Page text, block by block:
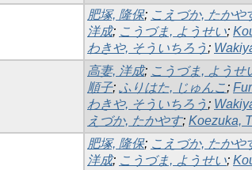
肥塚, 隆保; こえづか, たかや
洋成; こうづま, ようせい;
わきや, そういちろう ;
高妻, 洋成; こうづま, ようせ
順子; ふりはた, じゅんこ;
わきや, そういちろう ;
えづか, たかやす; Koezuka,
肥塚, 隆保; こえづか, たかや
洋成; こうづま, ようせい;